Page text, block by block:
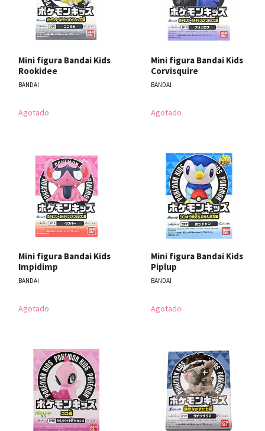
Mini figura Bandai Kids
Rookidee
BANDAI
Agotado
Mini figura Bandai Kids
Corvisquire
BANDAI
Agotado
Mini figura Bandai Kids
Impidimp
BANDAI
Agotado
Mini figura Bandai Kids
Piplup
BANDAI
Agotado